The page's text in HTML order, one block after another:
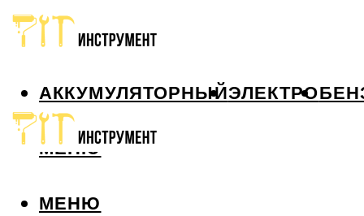
АККУМУЛЯТОРНЫЙЭЛЕКТРО
МЕНЮ
МЕНЮ